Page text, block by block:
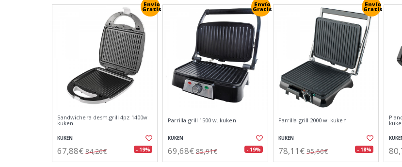
Envío
Gratis
Sandwichera desm.grill 4pz 1400w
kuken
KUKEN
67,88€ 84,26€ - 19%
Envío
Gratis
Parrilla grill 1500 w. kuken
KUKEN
69,68€ 85,91€ - 19%
Envío
Gratis
Parrilla grill 2000 w. kuken
KUKEN
78,11€ 95,66€ - 18%